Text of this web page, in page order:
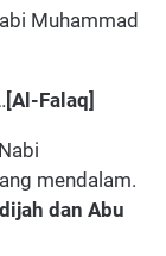
Muhammad
[Al-Falaq]
mendalam.
dan Abu